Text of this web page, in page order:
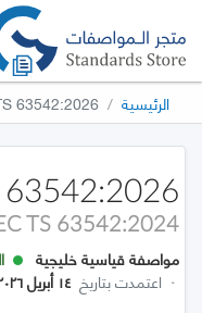
الرئيسية 63542:2026
63542:2026
TS 63542:2024
مواصفة قياسية خليجية
· اعتمدت بتاريخ ١٤ أبريل ٢٠٢٦